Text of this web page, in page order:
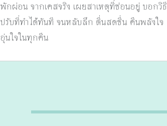
พักผ่อน จากเคสจริง เผยสาเหตุที่ซ่อนอยู่ บอกวิธี
ปรับที่ทำได้ทันที จนหลับลึก ตื่นสดชื่น คืนพลังใจ
อุ่นใจในทุกคืน